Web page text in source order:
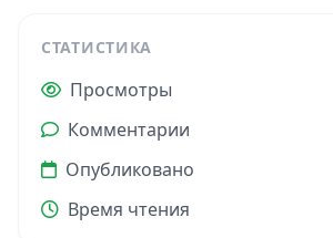
СТАТИСТИКА
Просмотры
Комментарии
Опубликовано
Время чтения